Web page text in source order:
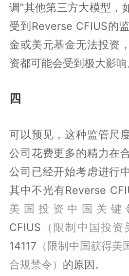
调”其他第三方大模型，
受到Reverse CFIUS的
金或美元基金无法投资
资都可能会受到极大影响
四
可以预见，这种监管尺
公司花费更多的精力在
公司已经开始考虑进行
其中不光有Reverse
美国投资中国关键
CFIUS （限制中国投资
14117 （限制中国获得
合规禁令） 的原因。